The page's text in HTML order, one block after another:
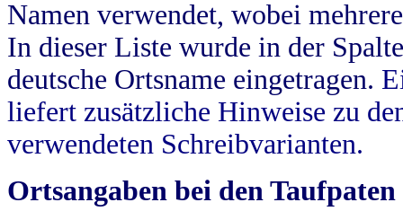
Namen verwendet, wobei
In dieser Liste wurde in der
deutsche Ortsname eingetragen.
liefert zusätzliche Hinweise zu
verwendeten Schreibvarianten.
Ortsangaben bei den Taufpaten